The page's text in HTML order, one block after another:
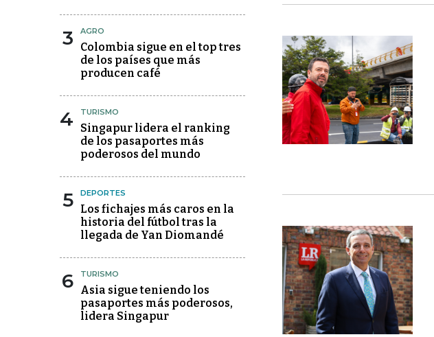
3 AGRO
Colombia sigue en el top tres
de los países que más
producen café
4 TURISMO
Singapur lidera el ranking
de los pasaportes más
poderosos del mundo
5 DEPORTES
Los fichajes más caros en la
historia del fútbol tras la
llegada de Yan Diomandé
6 TURISMO
Asia sigue teniendo los
pasaportes más poderosos,
lidera Singapur